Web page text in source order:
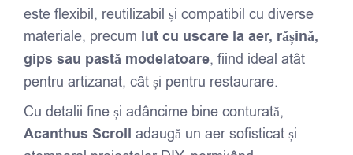
este flexibil, reutilizabil și compatibil cu diverse
materiale, precum lut cu uscare la aer, rășină,
gips sau pastă modelatoare, fiind ideal atât
pentru artizanat, cât și pentru restaurare.
Cu detalii fine și adâncime bine conturată,
Acanthus Scroll adaugă un aer sofisticat și